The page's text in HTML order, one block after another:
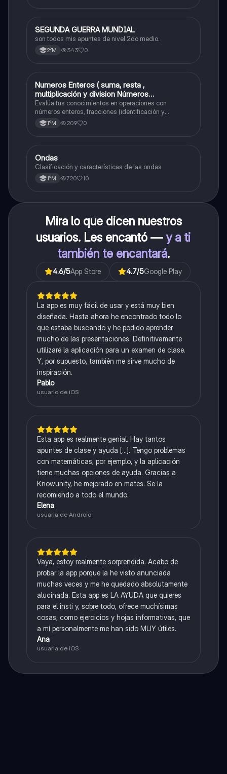
Historia
SEGUNDA GUERRA MUNDIAL
son todos mis apuntes de nivel 2do medio.
2°M 343 0
Matemáticas
Numeros Enteros ( suma, resta ,
multiplicación y division Números
Fraccionarios si es Propia o Impropia o mixto
( suma , resta , multiplicación y división)
Porcentaje ( fracción, porcentual y decimal).
Evalúa tus conocimientos en operaciones con
números enteros, fracciones (identificación y
operaciones) y conversiones de porcentajes (fracción,
decimal y viceversa).
1°M 209 0
Física
Ondas
Clasificación y características de las ondas
1°M 720 10
Mira lo que dicen nuestros
usuarios. Les encantó —y a ti
también te encantará.
4.6/5App Store 4.7/5Google Play
La app es muy fácil de usar y está muy bien
diseñada. Hasta ahora he encontrado todo lo
que estaba buscando y he podido aprender
mucho de las presentaciones. Definitivamente
utilizaré la aplicación para un examen de clase.
Y, por supuesto, también me sirve mucho de
inspiración.
Pablo
usuario de iOS
Esta app es realmente genial. Hay tantos
apuntes de clase y ayuda [...]. Tengo problemas
con matemáticas, por ejemplo, y la aplicación
tiene muchas opciones de ayuda. Gracias a
Knowunity, he mejorado en mates. Se la
recomiendo a todo el mundo.
Elena
usuaria de Android
Vaya, estoy realmente sorprendida. Acabo de
probar la app porque la he visto anunciada
muchas veces y me he quedado absolutamente
alucinada. Esta app es LA AYUDA que quieres
para el insti y, sobre todo, ofrece muchísimas
cosas, como ejercicios y hojas informativas, que
a mí personalmente me han sido MUY útiles.
Ana
usuaria de iOS